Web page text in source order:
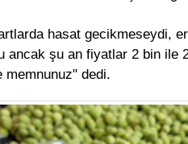
hasat gecikmeseydi,
ancak şu an fiyatlar 2 bin ile
memnunuz" dedi.